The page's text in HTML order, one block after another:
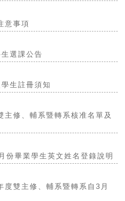
意事項
選課公告
生註冊須知
主修、輔系暨轉系核准名單及
份畢業學生英文姓名登錄說明
度雙主修、輔系暨轉系自3月